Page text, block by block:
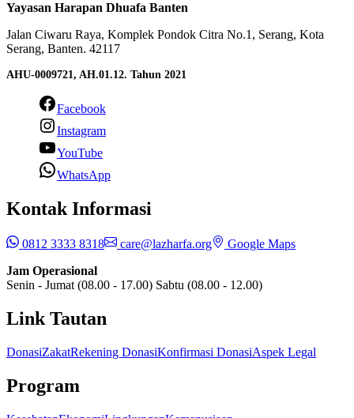
Yayasan Harapan Dhuafa Banten
Jalan Ciwaru Raya, Komplek Pondok Citra No.1, Serang, Kota
Serang, Banten. 42117
AHU-0009721, AH.01.12. Tahun 2021
Facebook
Instagram
YouTube
WhatsApp
Kontak Informasi
0812 3333 8318 care@lazharfa.org
Google Maps
Jam Operasional
Senin - Jumat (08.00 - 17.00) Sabtu (08.00 - 12.00)
Link Tautan
DonasiZakatRekening DonasiKonfirmasi DonasiAspek Legal
Program